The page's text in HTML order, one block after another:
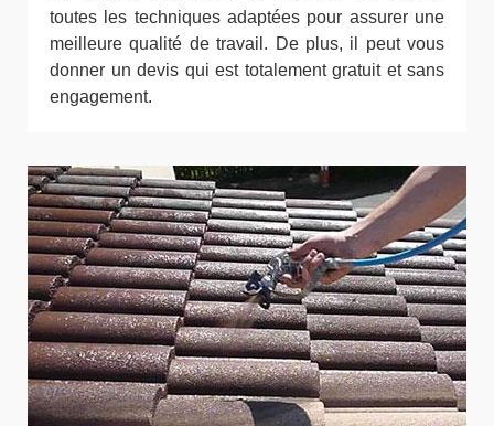
toutes les techniques adaptées pour assurer une
meilleure qualité de travail. De plus, il peut vous
donner un devis qui est totalement gratuit et sans
engagement.